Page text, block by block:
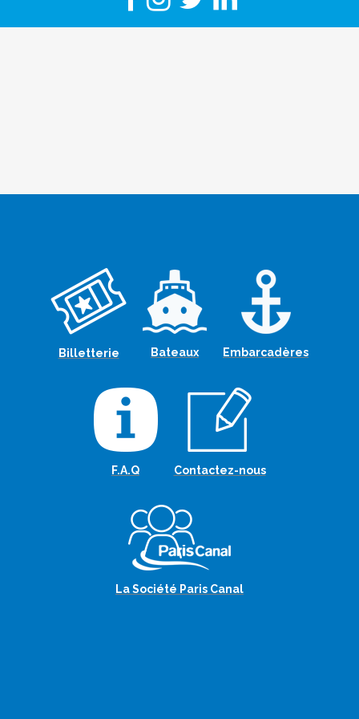
Billetterie Bateaux Embarcadères
F.A.Q Contactez-nous
La Société Paris Canal